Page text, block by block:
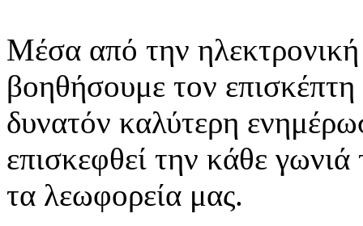
Μέσα από την ηλεκτρονική
βοηθήσουμε τον
δυνατόν καλύτερη
επισκεφθεί την κάθε
τα λεωφορεία μας.